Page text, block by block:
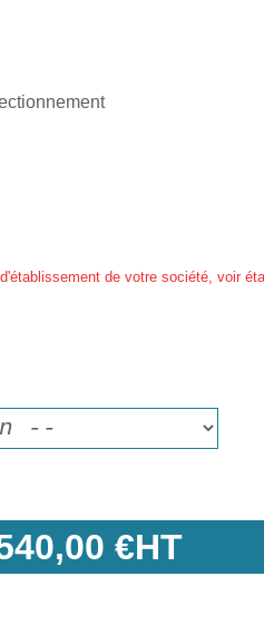
de votre société, voir
€HT